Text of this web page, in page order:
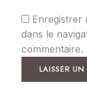
Enregistrer
dans le
commentaire.